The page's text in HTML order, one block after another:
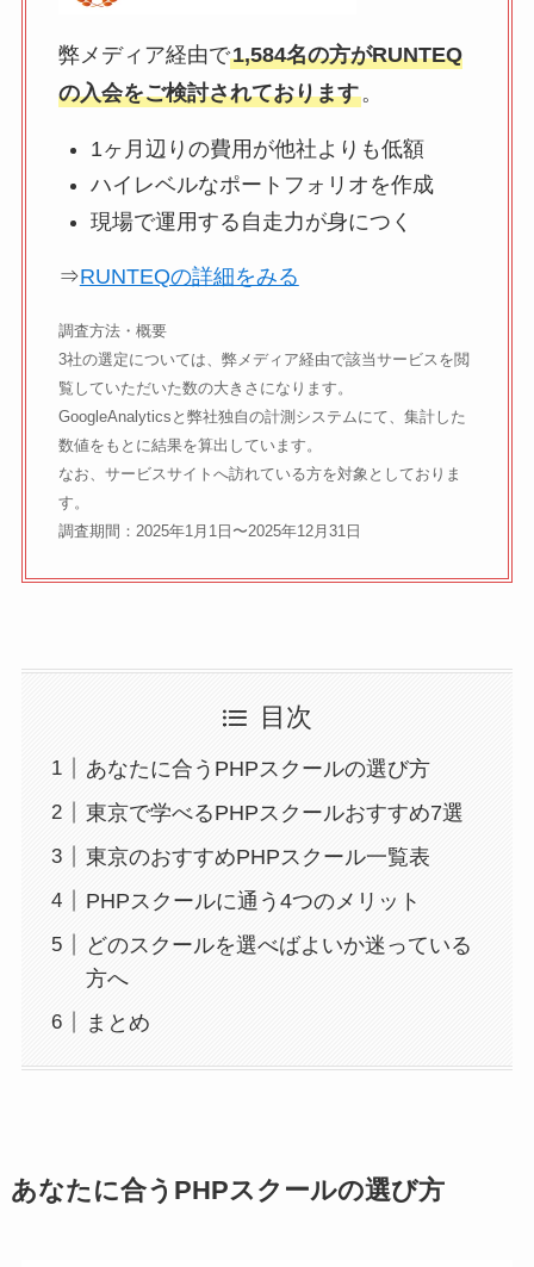
弊メディア経由で1,584名の方がRUNTEQ
の入会をご検討されております。
1ヶ月辺りの費用が他社よりも低額
ハイレベルなポートフォリオを作成
現場で運用する自走力が身につく
⇒RUNTEQの詳細をみる
調査方法・概要
3社の選定については、弊メディア経由で該当サービスを閲
覧していただいた数の大きさになります。
GoogleAnalyticsと弊社独自の計測システムにて、集計した
数値をもとに結果を算出しています。
なお、サービスサイトへ訪れている方を対象としておりま
す。
調査期間：2025年1月1日〜2025年12月31日
目次
あなたに合うPHPスクールの選び方
東京で学べるPHPスクールおすすめ7選
東京のおすすめPHPスクール一覧表
PHPスクールに通う4つのメリット
どのスクールを選べばよいか迷っている
方へ
まとめ
あなたに合うPHPスクールの選び方